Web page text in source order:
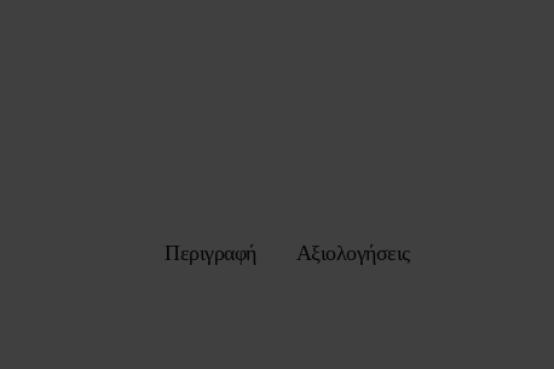
Περιγραφή Αξιολογήσεις